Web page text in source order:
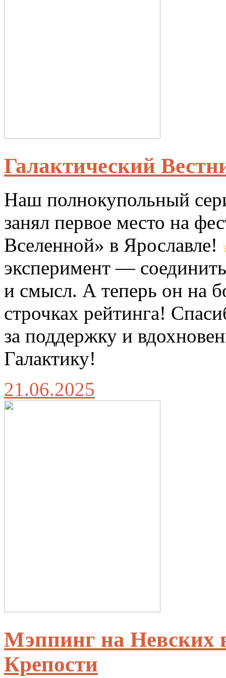
Галактический
Наш полнокупольный
занял первое место на
Вселенной» в Ярославле!
эксперимент —
и смысл. А теперь он на
строчках рейтинга!
за поддержку и
Галактику!
21.06.2025
Мэппинг на Невских
Крепости